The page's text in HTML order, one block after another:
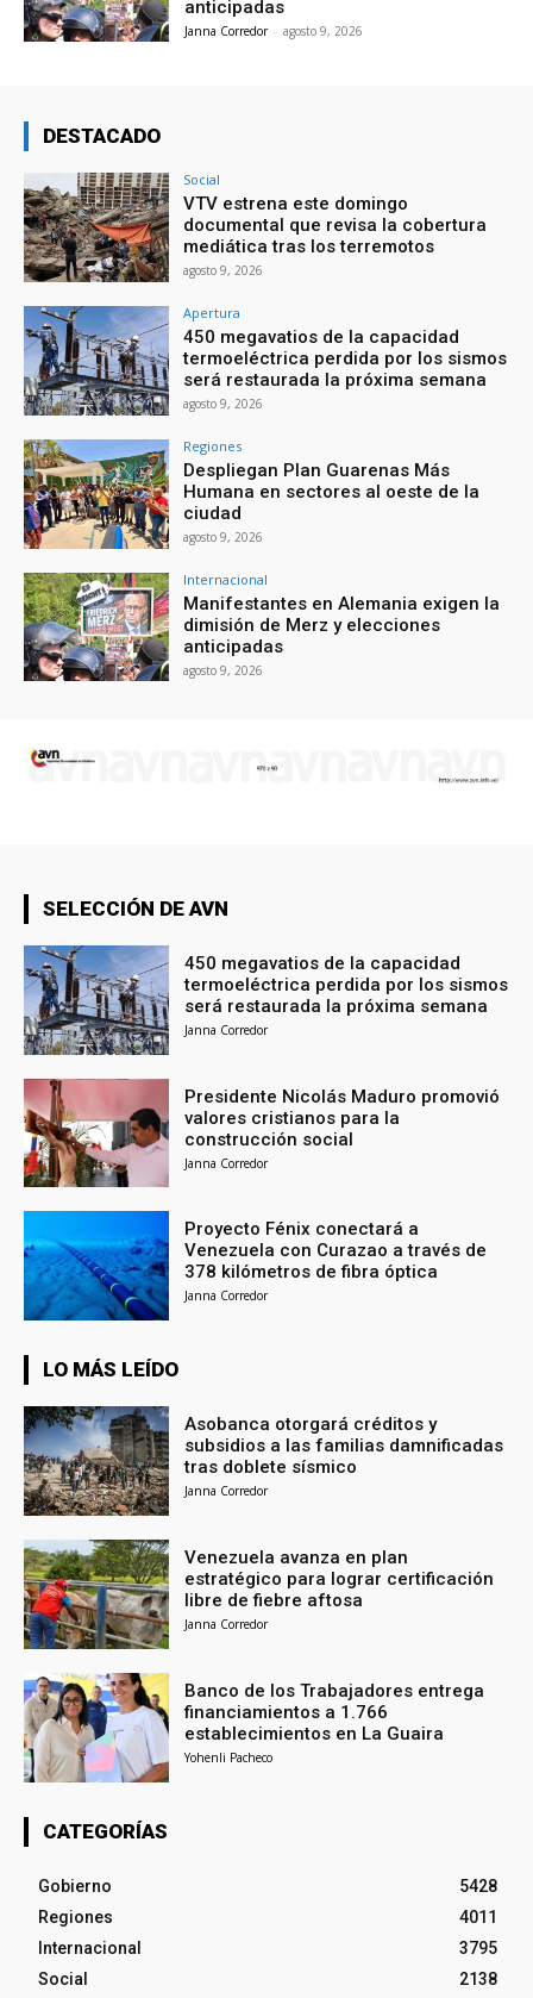
anticipadas
Janna Corredor - agosto 9, 2026
DESTACADO
Social
VTV estrena este domingo
documental que revisa la cobertura
mediática tras los terremotos
agosto 9, 2026
Apertura
450 megavatios de la capacidad
termoeléctrica perdida por los sismos
será restaurada la próxima semana
agosto 9, 2026
Regiones
Despliegan Plan Guarenas Más
Humana en sectores al oeste de la
ciudad
agosto 9, 2026
Internacional
Manifestantes en Alemania exigen la
dimisión de Merz y elecciones
anticipadas
agosto 9, 2026
SELECCIÓN DE AVN
450 megavatios de la capacidad
termoeléctrica perdida por los sismos
será restaurada la próxima semana
Janna Corredor
Presidente Nicolás Maduro promovió
valores cristianos para la
construcción social
Janna Corredor
Proyecto Fénix conectará a
Venezuela con Curazao a través de
378 kilómetros de fibra óptica
Janna Corredor
LO MÁS LEÍDO
Asobanca otorgará créditos y
subsidios a las familias damnificadas
tras doblete sísmico
Janna Corredor
Venezuela avanza en plan
estratégico para lograr certificación
libre de fiebre aftosa
Janna Corredor
Banco de los Trabajadores entrega
financiamientos a 1.766
establecimientos en La Guaira
Yohenli Pacheco
CATEGORÍAS
Gobierno
5428
Regiones
4011
Internacional
3795
Social
2138